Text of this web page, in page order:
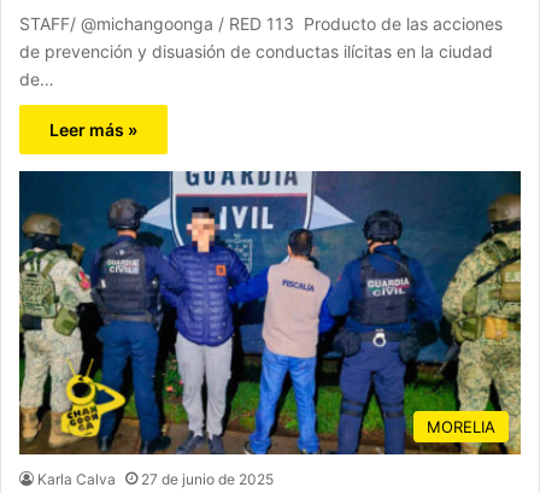
STAFF/ @michangoonga / RED 113 Producto de las acciones
de prevención y disuasión de conductas ilícitas en la ciudad
de…
Leer más »
MORELIA
Karla Calva 27 de junio de 2025